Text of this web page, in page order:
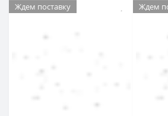
Ждем поставку Ждем